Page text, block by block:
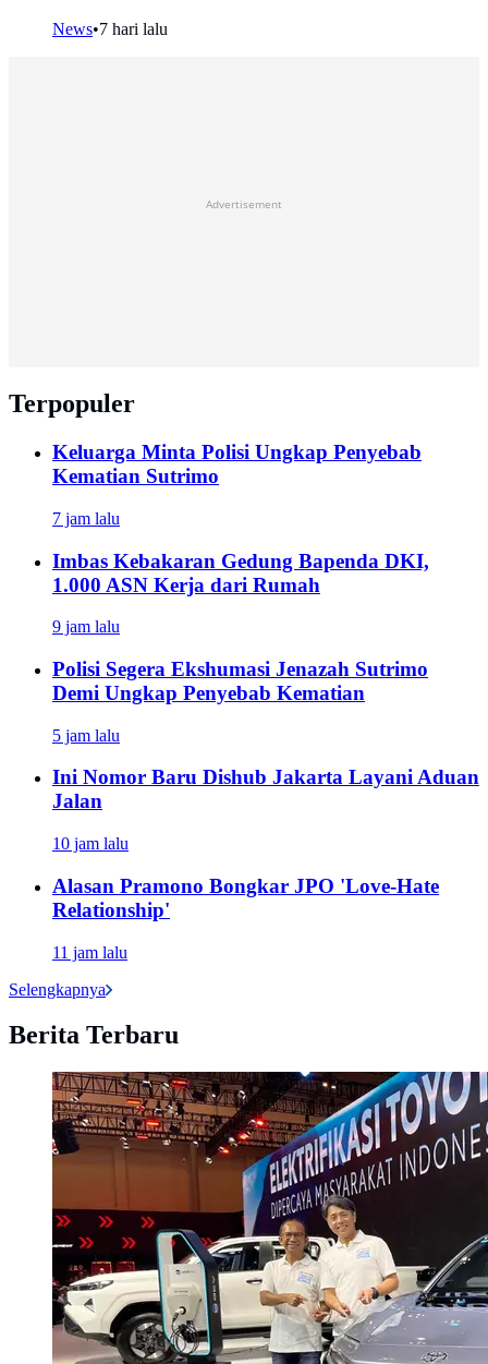
News•7 hari lalu
Advertisement
Terpopuler
Keluarga Minta Polisi Ungkap Penyebab
Kematian Sutrimo
7 jam lalu
Imbas Kebakaran Gedung Bapenda DKI,
1.000 ASN Kerja dari Rumah
9 jam lalu
Polisi Segera Ekshumasi Jenazah Sutrimo
Demi Ungkap Penyebab Kematian
5 jam lalu
Ini Nomor Baru Dishub Jakarta Layani Aduan
Jalan
10 jam lalu
Alasan Pramono Bongkar JPO 'Love-Hate
Relationship'
11 jam lalu
Selengkapnya
Berita Terbaru